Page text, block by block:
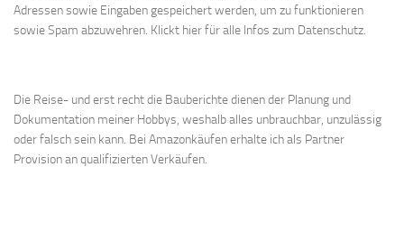
Adressen sowie Eingaben gespeichert werden, um zu funktionieren
sowie Spam abzuwehren. Klickt hier für alle Infos zum Datenschutz.
Die Reise- und erst recht die Bauberichte dienen der Planung und
Dokumentation meiner Hobbys, weshalb alles unbrauchbar, unzulässig
oder falsch sein kann. Bei Amazonkäufen erhalte ich als Partner
Provision an qualifizierten Verkäufen.